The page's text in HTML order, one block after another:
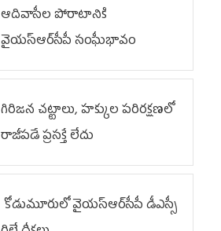
ఆదివాసీల పోరాటానికి
వైయ‌స్ఆర్‌సీపీ సంఘీభావం
గిరిజన చట్టాలు, హక్కుల పరిరక్షణలో
రాజీపడే ప్రసక్తే లేదు
కోడుమూరులో వైయ‌స్ఆర్‌సీపీ డీఎస్సీ